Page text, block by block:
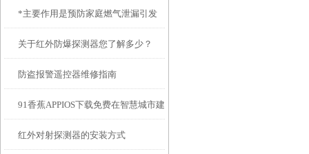
*主要作用是预防家庭燃气泄漏引发
的事故
关于红外防爆探测器您了解多少？
防盗报警遥控器维修指南
91香蕉APPIOS下载免费在智慧城市建
设中该如何突破瓶颈
红外对射探测器的安装方式